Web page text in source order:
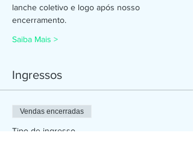
lanche coletivo e logo após nosso
encerramento.
Saiba Mais >
Ingressos
Vendas encerradas
Tipo de ingresso